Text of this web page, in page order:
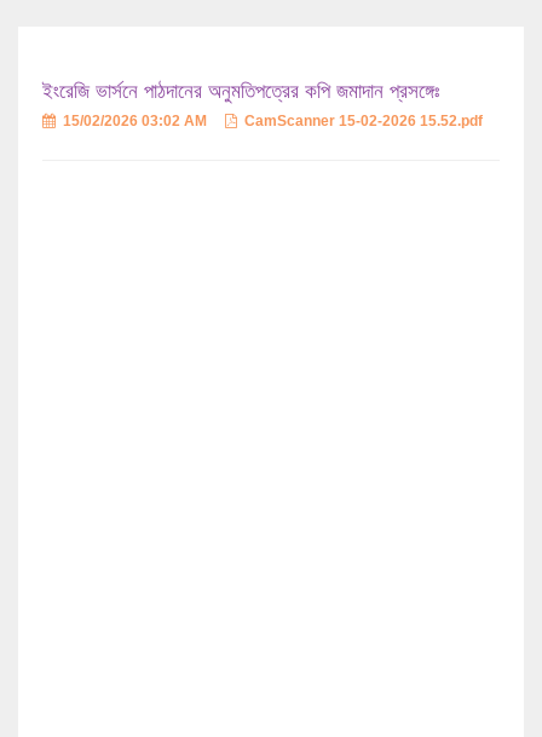
ইংরেজি ভার্সনে পাঠদানের অনুমতিপত্রের কপি জমাদান প্রসঙ্গেঃ
15/02/2026 03:02 AM CamScanner 15-02-2026 15.52.pdf